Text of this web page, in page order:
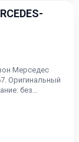
Мерседес
Оригинальный
без